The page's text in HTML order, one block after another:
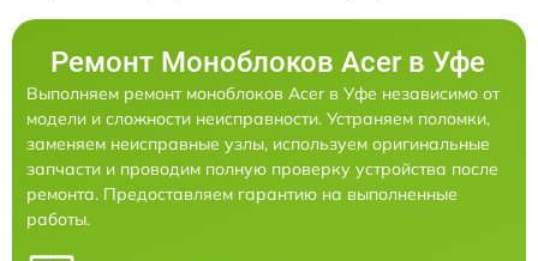
Ремонт Моноблоков Acer в Уфе
Выполняем ремонт моноблоков Acer в Уфе независимо от
модели и сложности неисправности. Устраняем поломки,
заменяем неисправные узлы, используем оригинальные
запчасти и проводим полную проверку устройства после
ремонта. Предоставляем гарантию на выполненные
работы.